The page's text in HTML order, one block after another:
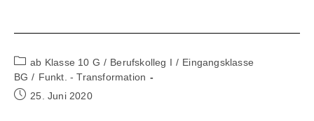
Beitrags-
Kategorie:
ab Klasse 10 G / Berufskolleg I / Eingangsklasse
BG / Funkt. - Transformation
Beitrag25. Juni 2020